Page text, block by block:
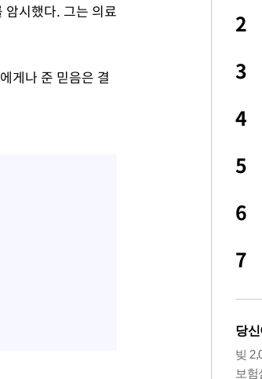
시했다. 그는 의료
게나 준 믿음은 결
2
'서준맘' 박세미, 연하 남자친구와 열애 "결혼
3
모 살해
2
3
4
5
6
7